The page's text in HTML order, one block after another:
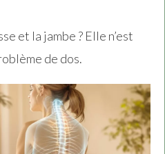
et la jambe ? Elle n’est
de dos.